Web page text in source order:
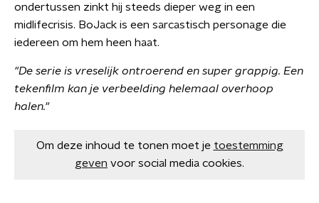
ondertussen zinkt hij steeds dieper weg in een
midlifecrisis. BoJack is een sarcastisch personage die
iedereen om hem heen haat.
"De serie is vreselijk ontroerend en super grappig. Een
tekenfilm kan je verbeelding helemaal overhoop
halen."
Om deze inhoud te tonen moet je toestemming
geven voor social media cookies.